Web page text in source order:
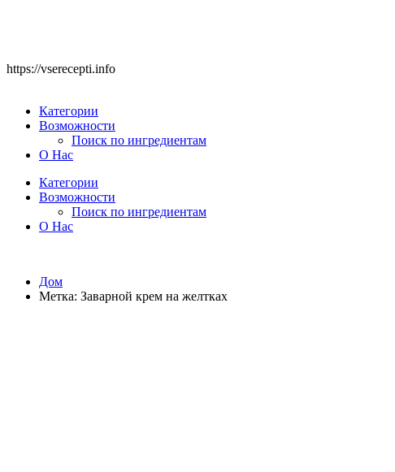
https://vserecepti.info
Категории
Возможности
Поиск по ингредиентам
О Нас
Категории
Возможности
Поиск по ингредиентам
О Нас
Дом
Метка: Заварной крем на желтках